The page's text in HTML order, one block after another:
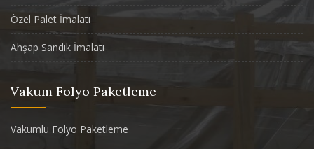
Özel Palet İmalatı
Ahşap Sandık İmalatı
Vakum Folyo Paketleme
Vakumlu Folyo Paketleme